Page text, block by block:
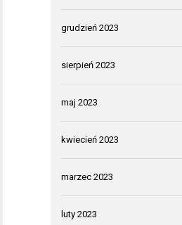
grudzień 2023
sierpień 2023
maj 2023
kwiecień 2023
marzec 2023
luty 2023